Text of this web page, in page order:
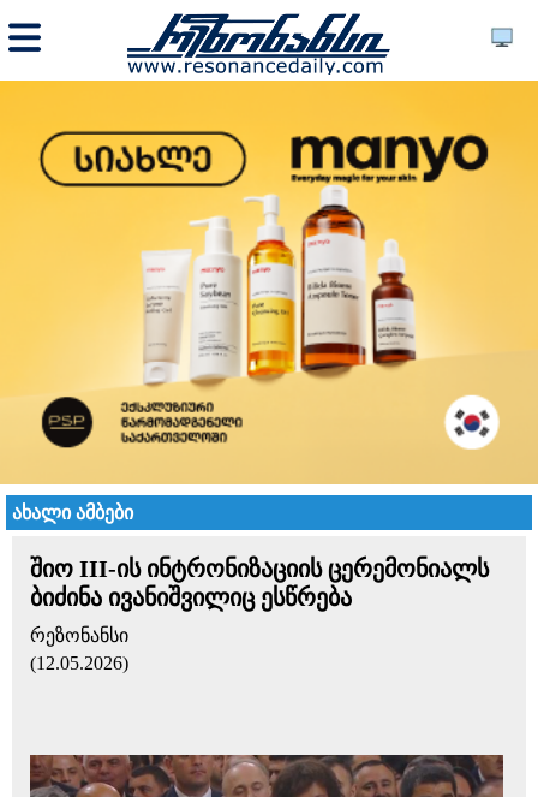
ახალი ამბები
შიო III-ის ინტრონიზაციის ცერემონიალს
ბიძინა ივანიშვილიც ესწრება
რეზონანსი
(12.05.2026)